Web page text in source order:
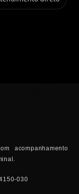
acompanhamento
030